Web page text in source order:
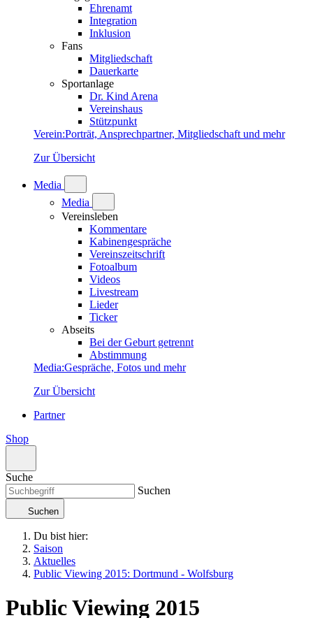
Ehrenamt
Integration
Inklusion
Fans
Mitgliedschaft
Dauerkarte
Sportanlage
Dr. Kind Arena
Vereinshaus
Stützpunkt
Verein:Porträt, Ansprechpartner, Mitgliedschaft und mehr
Zur Übersicht
Media
Media
Vereinsleben
Kommentare
Kabinengespräche
Vereinszeitschrift
Fotoalbum
Videos
Livestream
Lieder
Ticker
Abseits
Bei der Geburt getrennt
Abstimmung
Media:Gespräche, Fotos und mehr
Zur Übersicht
Partner
Shop
Suche
Suchen
Suchen
Du bist hier:
Saison
Aktuelles
Public Viewing 2015: Dortmund - Wolfsburg
Public Viewing 2015